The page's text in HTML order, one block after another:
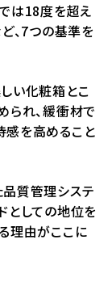
は18度を超え
、7つの基準を
い化粧箱とこ
られ、緩衝材で
感を高めること
質管理システ
としての地位を
理由がここに